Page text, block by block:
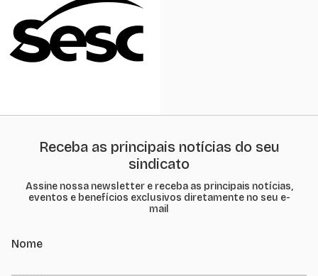
Receba as principais notícias do seu
sindicato
Assine nossa newsletter e receba as principais notícias,
eventos e benefícios exclusivos diretamente no seu e-
mail
Nome